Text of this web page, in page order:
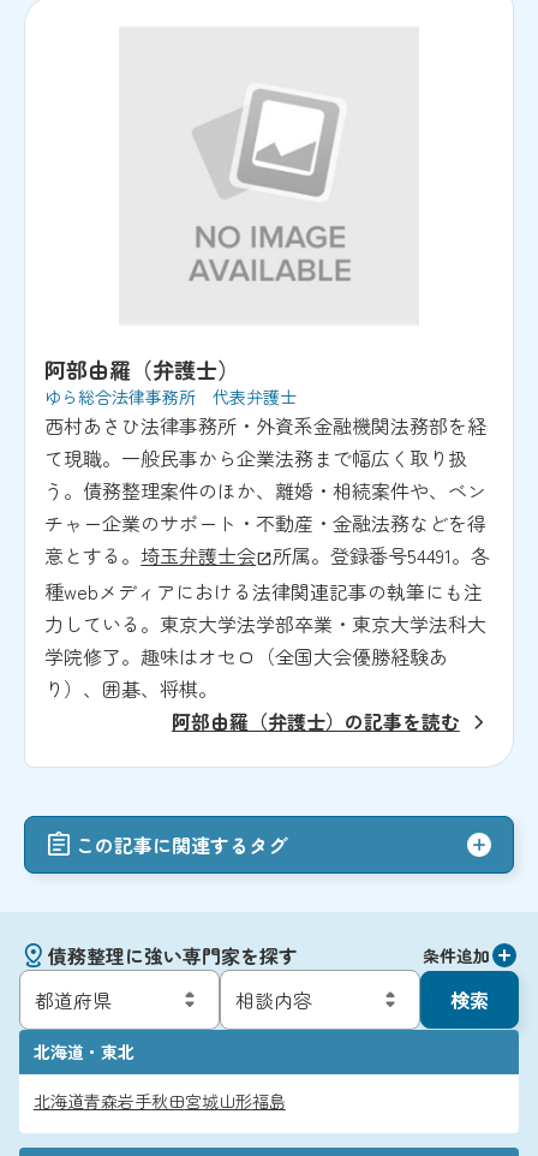
阿部由羅（弁護士）
ゆら総合法律事務所 代表弁護士
西村あさひ法律事務所・外資系金融機関法務部を経
て現職。一般民事から企業法務まで幅広く取り扱
う。債務整理案件のほか、離婚・相続案件や、ベン
チャー企業のサポート・不動産・金融法務などを得
意とする。 埼玉弁護士会 所属。登録番号54491。各
種webメディアにおける法律関連記事の執筆にも注
力している。東京大学法学部卒業・東京大学法科大
学院修了。趣味はオセロ（全国大会優勝経験あ
り）、囲碁、将棋。
阿部由羅（弁護士）の記事を読む
この記事に関連するタグ
債務整理に強い専門家を探す 条件追加
検索
北海道・東北
北海道青森岩手秋田宮城山形福島